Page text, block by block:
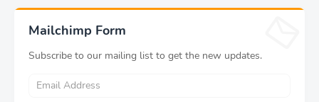
Mailchimp Form
Subscribe to our mailing list to get the new updates.